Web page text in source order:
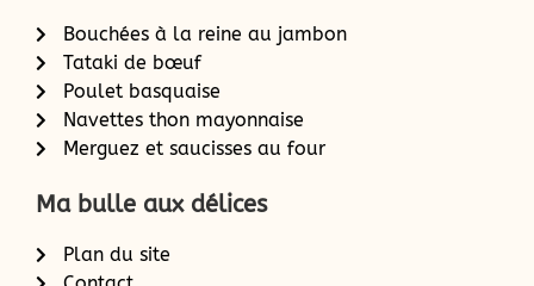
Bouchées à la reine au jambon
Tataki de bœuf
Poulet basquaise
Navettes thon mayonnaise
Merguez et saucisses au four
Ma bulle aux délices
Plan du site